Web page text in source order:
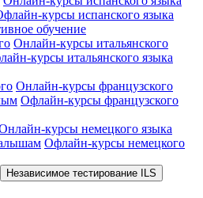
курсы испанского языка
обучение
Онлайн-курсы итальянского
курсы итальянского языка
Онлайн-курсы французского
Офлайн-курсы французского
курсы немецкого языка
Офлайн-курсы немецкого
Независимое тестирование ILS